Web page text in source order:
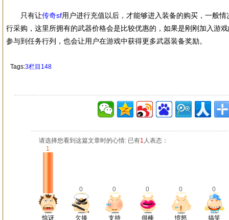
只有让传奇sf用户进行充值以后，才能够进入装备的购买，一般
行采购，这里所拥有的武器价格会是比较优惠的，如果是刚刚加入游
参与到任务行列，也会让用户在游戏中获得更多武器装备奖励。
Tags:3栏目148
请选择您看到这篇文章时的心情: 已有1 人表态：
1
0 0 0 0 0
惊讶 欠揍 支持 很棒 愤怒 搞笑